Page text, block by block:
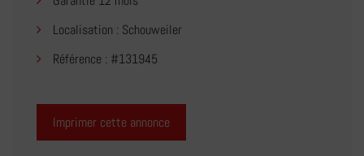
Localisation : Schouweiler
Référence : #131945
Imprimer cette annonce